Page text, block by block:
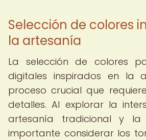
Selección de colores
la artesanía
La selección de colores
digitales inspirados en la
proceso crucial que
detalles. Al explorar la
artesanía tradicional y
importante considerar los